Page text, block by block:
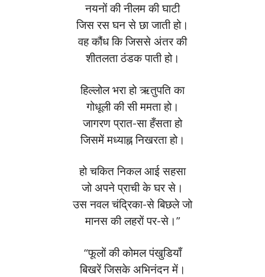
नयनों की नीलम की घाटी
जिस रस घन से छा जाती हो।
वह कौंध कि जिससे अंतर की
शीतलता ठंडक पाती हो।
हिल्लोल भरा हो ऋतुपति का
गोधूली की सी ममता हो।
जागरण प्रात-सा हँसता हो
जिसमें मध्याह्न निखरता हो।
हो चकित निकल आई सहसा
जो अपने प्राची के घर से।
उस नवल चंद्रिका-से बिछले जो
मानस की लहरों पर-से।”
“फूलों की कोमल पंखुडियाँ
बिखरें जिसके अभिनंदन में।